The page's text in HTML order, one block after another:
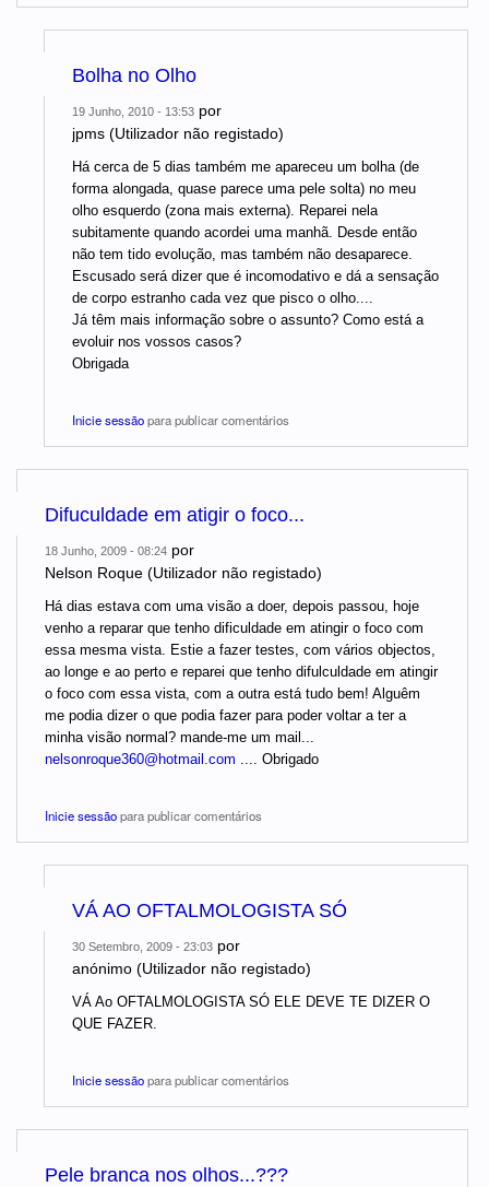
Bolha no Olho
19 Junho, 2010 - 13:53 por
jpms (Utilizador não registado)
Há cerca de 5 dias também me apareceu um bolha (de
forma alongada, quase parece uma pele solta) no meu
olho esquerdo (zona mais externa). Reparei nela
subitamente quando acordei uma manhã. Desde então
não tem tido evolução, mas também não desaparece.
Escusado será dizer que é incomodativo e dá a sensação
de corpo estranho cada vez que pisco o olho....
Já têm mais informação sobre o assunto? Como está a
evoluir nos vossos casos?
Obrigada
Inicie sessãopara publicar comentários
Difuculdade em atigir o foco...
18 Junho, 2009 - 08:24 por
Nelson Roque (Utilizador não registado)
Há dias estava com uma visão a doer, depois passou, hoje
venho a reparar que tenho dificuldade em atingir o foco com
essa mesma vista. Estie a fazer testes, com vários objectos,
ao longe e ao perto e reparei que tenho difulculdade em atingir
o foco com essa vista, com a outra está tudo bem! Alguêm
me podia dizer o que podia fazer para poder voltar a ter a
minha visão normal? mande-me um mail...
nelsonroque360@hotmail.com .... Obrigado
Inicie sessãopara publicar comentários
VÁ AO OFTALMOLOGISTA SÓ
30 Setembro, 2009 - 23:03 por
anónimo (Utilizador não registado)
VÁ Ao OFTALMOLOGISTA SÓ ELE DEVE TE DIZER O
QUE FAZER.
Inicie sessãopara publicar comentários
Pele branca nos olhos...???